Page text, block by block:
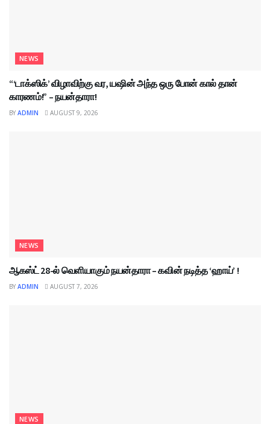
NEWS
“‘டாக்ஸிக்’ விழாவிற்கு வர, யஷின் அந்த ஒரு போன் கால் தான்
காரணம்!” – நயன்தாரா!
BY ADMIN AUGUST 9, 2026
NEWS
ஆகஸ்ட் 28-ல் வெளியாகும் நயன்தாரா – கவின் நடித்த ‘ஹாய்’ !
BY ADMIN AUGUST 7, 2026
NEWS